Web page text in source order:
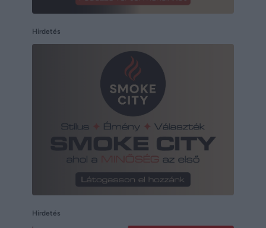
Hirdetés
Hirdetés